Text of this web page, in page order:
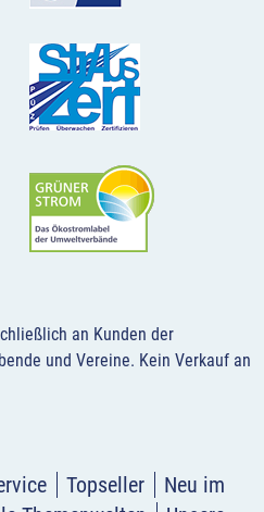
an Kunden der
und Vereine. Kein Verkauf an
Topseller
Neu im